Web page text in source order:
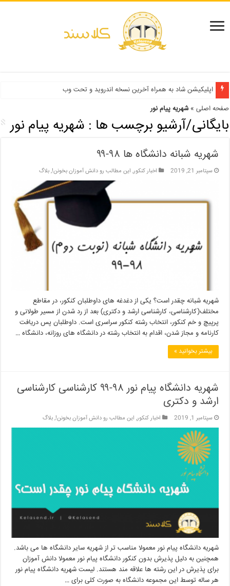
اپلیکیشن شاد به همراه آخرین نسخه اندروید و تحت وب
دفترچه انتخاب رشته کنکور سراسری ۱۳۹۹ و دانشگاه آزاد ۹۹
صفحه اصلی »شهریه پیام نور
بایگانی/آرشیو برچسب ها : شهریه پیام نور
شهریه شبانه دانشگاه ها ۹۸-۹۹
سپتامبر 21, 2019 اخبار کنکور, این مطالب رو دانش آموزان بخونن!,بلاگ
شهریه شبانه چقدر است؟ یکی از دغدغه های داوطلبان کنکور، در مقاطع
مختلف(کارشناسی، کارشناسی ارشد و دکتری) بعد از رد شدن از مسیر طولانی و
پرپیچ و خم کنکور، انتخاب رشته کنکور سراسری است. داوطلبان پس دریافت
کارنامه و مجاز شدن، اقدام به انتخاب رشته در دانشگاه های روزانه، دانشگاه …
بیشتر بخوانید »
شهریه دانشگاه پیام نور ۹۸-۹۹ کارشناسی کارشناسی
ارشد و دکتری
سپتامبر 1, 2019 اخبار کنکور, این مطالب رو دانش آموزان بخونن!,بلاگ
شهریه دانشگاه پیام نور معمولا مناسب تر از شهریه سایر دانشگاه ها می باشد.
همچنین به دلیل پذیرش بدون کنکور دانشگاه پیام نور معمولا دانش آموزان
برای پذیرش در این رشته ها علاقه مند هستند. لیست شهریه دانشگاه پیام نور
هر ساله توسط این مجموعه دانشگاه به صورت کلی برای …